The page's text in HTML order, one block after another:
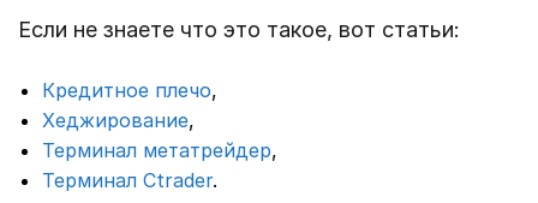
Если не знаете что это такое, вот статьи:
Кредитное плечо,
Хеджирование,
Терминал метатрейдер,
Терминал Ctrader.